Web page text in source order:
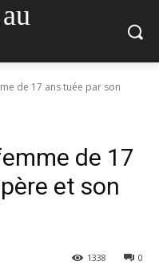
de 17 ans tuée par son
de 17
et son
0
1338